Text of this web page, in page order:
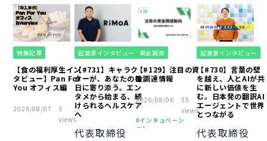
特集記事
【食の福利厚生イン
タビュー】Pan For
You オフィス編
2026/08/07
3
views
起業家インタビュー
【#731】キャラク
ターが、あなたの毎
日に寄り添う。エン
タメから始まる、続
けられるヘルスケア
へ
代表取締役
資金調達
【#129】注目の資
金調達情報
2026/08/06
55
views
インキュベーシ
ョン
起業家インタビュー
【#730】言葉の壁
を越え、人とAIが共
に新しい価値を生
む。日本発の翻訳AI
エージェントで世界
とつながる
代表取締役